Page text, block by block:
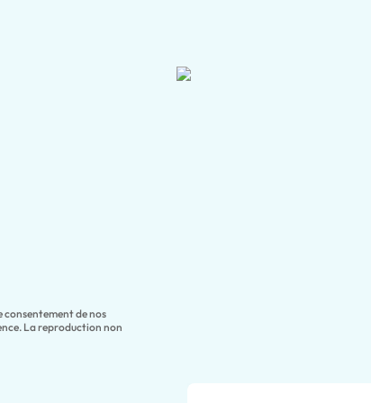
consentement de nos
La reproduction non